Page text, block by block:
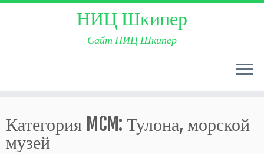
to
content
НИЦ Шкипер
Сайт НИЦ Шкипер
Категория MCM: Тулона, морской
музей